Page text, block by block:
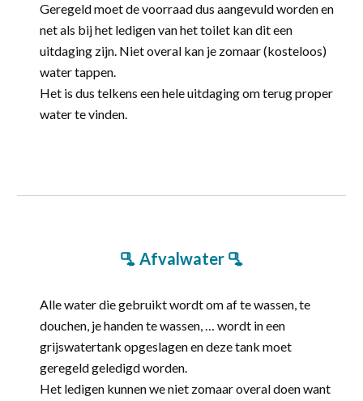
Geregeld moet de voorraad dus aangevuld worden en
net als bij het ledigen van het toilet kan dit een
uitdaging zijn. Niet overal kan je zomaar (kosteloos)
water tappen.
Het is dus telkens een hele uitdaging om terug proper
water te vinden.
🫗 Afvalwater 🫗
Alle water die gebruikt wordt om af te wassen, te
douchen, je handen te wassen, … wordt in een
grijswatertank opgeslagen en deze tank moet
geregeld geledigd worden.
Het ledigen kunnen weniet zomaar overal doen want